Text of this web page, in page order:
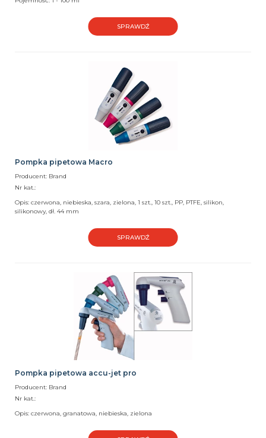
SPRAWDŹ
Pompka pipetowa Macro
Producent: Brand
Nr kat.:
Opis: czerwona, niebieska, szara, zielona, 1 szt., 10 szt., PP, PTFE, silikon,
silikonowy, dł. 44 mm
SPRAWDŹ
Pompka pipetowa accu-jet pro
Producent: Brand
Nr kat.:
Opis: czerwona, granatowa, niebieska, zielona